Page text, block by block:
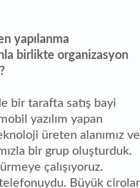
yapılanma
birlikte organizasyon
bir tarafta satış bayi
yazılım yapan
üreten alanımız ve
bir grup oluşturduk.
çalışıyoruz.
Büyük cirolar